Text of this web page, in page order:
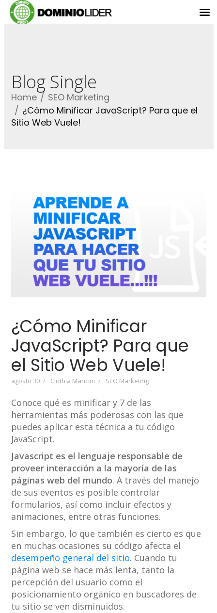
Blog Single
Home
SEO Marketing
¿Cómo Minificar JavaScript? Para que el
Sitio Web Vuele!
¿Cómo Minificar
JavaScript? Para que
el Sitio Web Vuele!
agosto 30 Cinthia Mancini SEO Marketing
Conoce qué es minificar y 7 de las
herramientas más poderosas con las que
puedes aplicar esta técnica a tu código
JavaScript.
Javascript es el lenguaje responsable de
proveer interacción a la mayoría de las
páginas web del mundo. A través del manejo
de sus eventos es posible controlar
formularios, así como incluir efectos y
animaciones, entre otras funciones.
Sin embargo, lo que también es cierto es que
en muchas ocasiones su código afecta el
desempeño general del sitio. Cuando tu
página web se hace más lenta, tanto la
percepción del usuario como el
posicionamiento orgánico en buscadores de
tu sitio se ven disminuidos.